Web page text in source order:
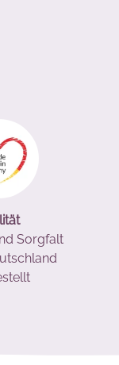
Sorgfalt